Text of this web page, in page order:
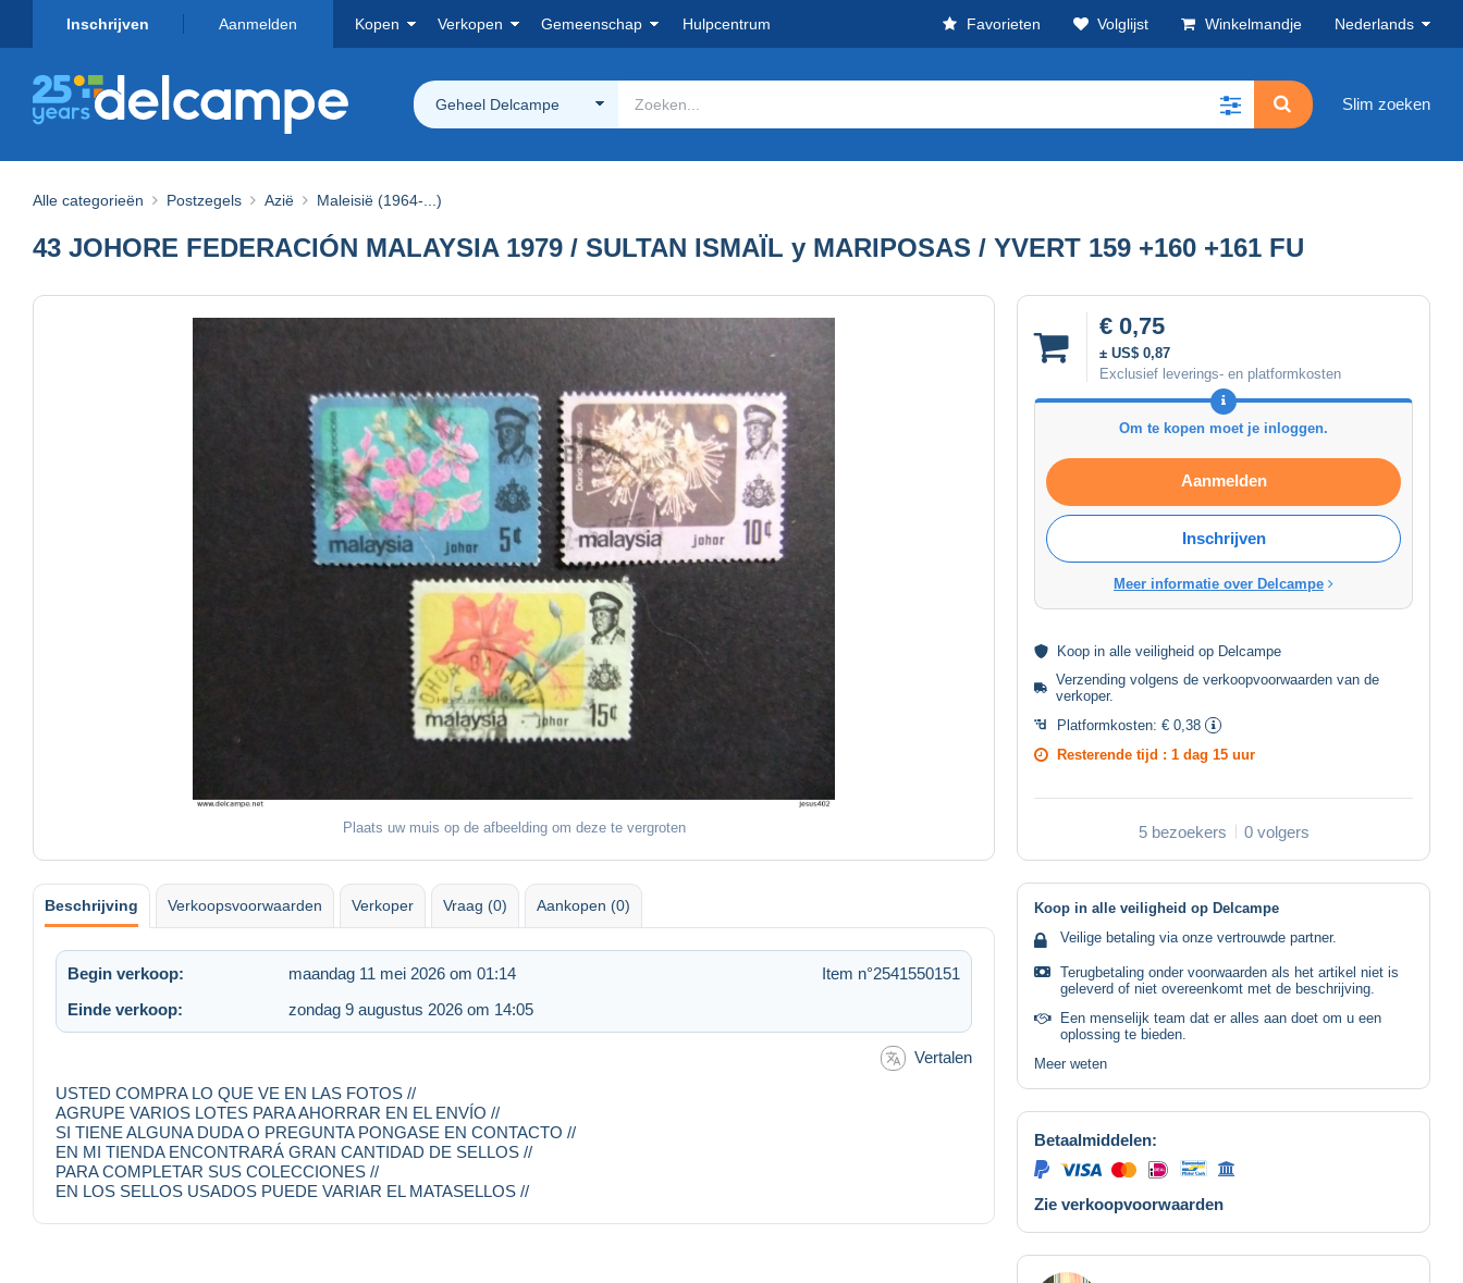
Inschrijven Aanmelden Kopen Verkopen Gemeenschap Hulpcentrum Favorieten Volglijst Winkelmandje Nederlands
Geheel Delcampe Slim zoeken
Alle categorieën Postzegels Azië Maleisië (1964-...)
43 JOHORE FEDERACIÓN MALAYSIA 1979 / SULTAN ISMAÏL y MARIPOSAS / YVERT 159 +160 +161 FU
Plaats uw muis op de afbeelding om deze te vergroten
€ 0,75
± US$ 0,87
Exclusief leverings- en platformkosten
Om te kopen moet je inloggen.
Aanmelden
Inschrijven
Meer informatie over Delcampe
Koop in alle veiligheid op Delcampe
Verzending volgens deverkoopvoorwaarden van de
verkoper.
Platformkosten: € 0,38
Resterende tijd : 1 dag 15 uur
5 bezoekers 0 volgers
Beschrijving Verkoopsvoorwaarden Verkoper Vraag (0) Aankopen (0)
Begin verkoop: maandag 11 mei 2026 om 01:14
Item n°2541550151
Einde verkoop:
zondag 9 augustus 2026 om 14:05
Vertalen
USTED COMPRA LO QUE VE EN LAS FOTOS //
AGRUPE VARIOS LOTES PARA AHORRAR EN EL ENVÍO //
SI TIENE ALGUNA DUDA O PREGUNTA PONGASE EN CONTACTO //
EN MI TIENDA ENCONTRARÁ GRAN CANTIDAD DE SELLOS //
PARA COMPLETAR SUS COLECCIONES //
EN LOS SELLOS USADOS PUEDE VARIAR EL MATASELLOS //
Koop in alle veiligheid op Delcampe
Veilige betaling via onze vertrouwde partner.
Terugbetaling onder voorwaarden als het artikel niet is
geleverd of niet overeenkomt met de beschrijving.
Een menselijk team dat er alles aan doet om u een
oplossing te bieden.
Meer weten
Betaalmiddelen:
Zie verkoopvoorwaarden